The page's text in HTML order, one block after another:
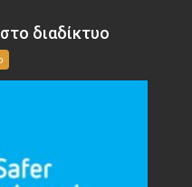
διαδίκτυο